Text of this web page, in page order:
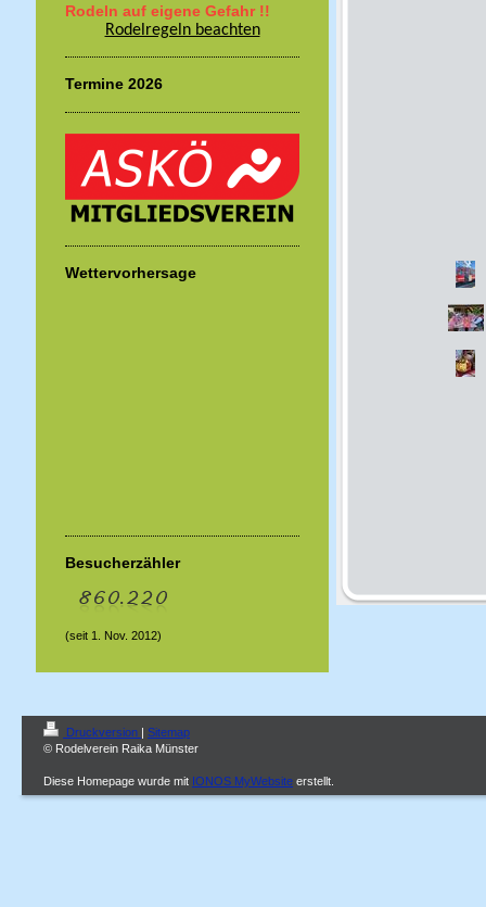
Rodeln auf eigene Gefahr !!
Rodelregeln beachten
Termine 2026
Wettervorhersage
Besucherzähler
(seit 1. Nov. 2012)
Druckversion | Sitemap
© Rodelverein Raika Münster
Diese Homepage wurde mit IONOS MyWebsite erstellt.